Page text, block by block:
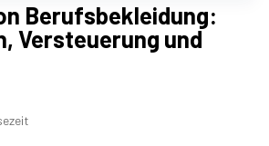
Berufsbekleidung:
Versteuerung und